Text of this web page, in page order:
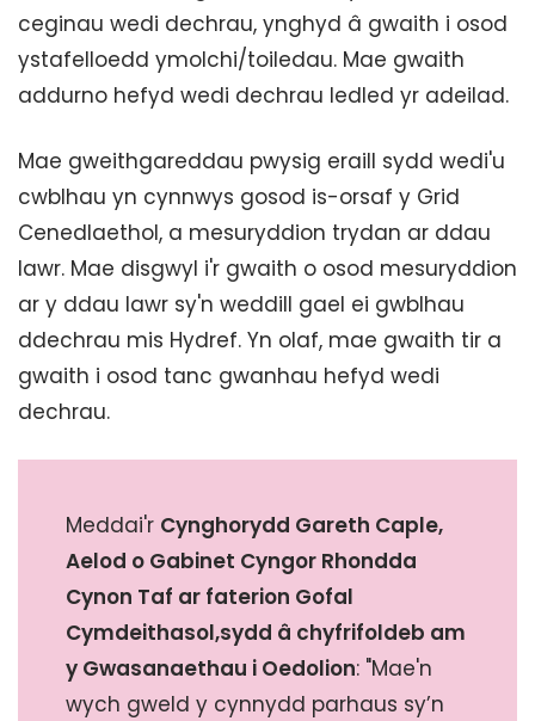
ceginau wedi dechrau, ynghyd â gwaith i osod
ystafelloedd ymolchi/toiledau. Mae gwaith
addurno hefyd wedi dechrau ledled yr adeilad.
Mae gweithgareddau pwysig eraill sydd wedi'u
cwblhau yn cynnwys gosod is-orsaf y Grid
Cenedlaethol, a mesuryddion trydan ar ddau
lawr. Mae disgwyl i'r gwaith o osod mesuryddion
ar y ddau lawr sy'n weddill gael ei gwblhau
ddechrau mis Hydref. Yn olaf, mae gwaith tir a
gwaith i osod tanc gwanhau hefyd wedi
dechrau.
Meddai'r Cynghorydd Gareth Caple,
Aelod o Gabinet Cyngor Rhondda
Cynon Taf ar faterion Gofal
Cymdeithasol,sydd â chyfrifoldeb am
y Gwasanaethau i Oedolion: "Mae'n
wych gweld y cynnydd parhaus sy’n